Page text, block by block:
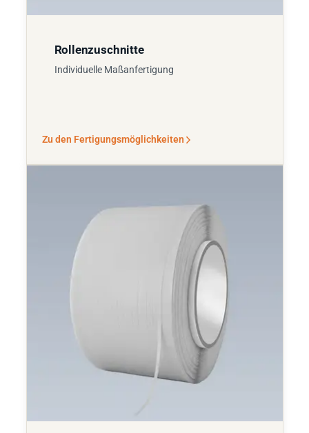
Rollenzuschnitte
Individuelle Maßanfertigung
Zu den Fertigungsmöglichkeiten